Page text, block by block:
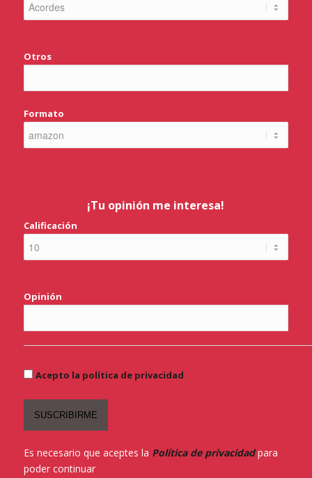
Otros
Formato
¡Tu opinión me interesa!
Calificación
Opinión
Acepto la política de privacidad
Es necesario que aceptes la Política de privacidad para
poder continuar